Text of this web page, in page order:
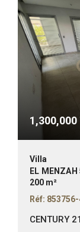
1,300,000
Villa
EL MENZAH
200 m²
Réf:
CENTURY